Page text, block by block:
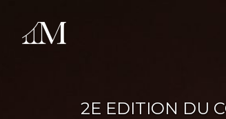
2E EDITION DU